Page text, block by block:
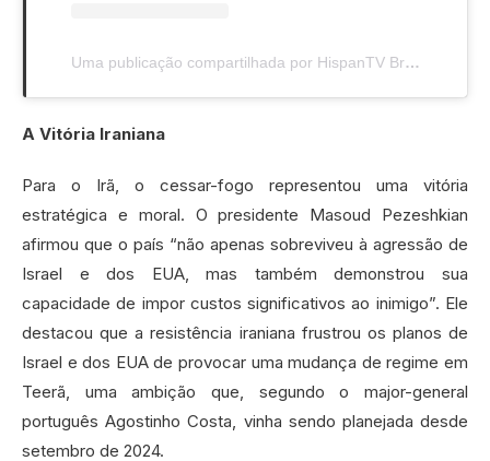
Uma publicação compartilhada por HispanTV Brasil | Português (@hispantv_brasil)
A Vitória Iraniana
Para o Irã, o cessar-fogo representou uma vitória
estratégica e moral. O presidente Masoud Pezeshkian
afirmou que o país “não apenas sobreviveu à agressão de
Israel e dos EUA, mas também demonstrou sua
capacidade de impor custos significativos ao inimigo”. Ele
destacou que a resistência iraniana frustrou os planos de
Israel e dos EUA de provocar uma mudança de regime em
Teerã, uma ambição que, segundo o major-general
português Agostinho Costa, vinha sendo planejada desde
setembro de 2024.